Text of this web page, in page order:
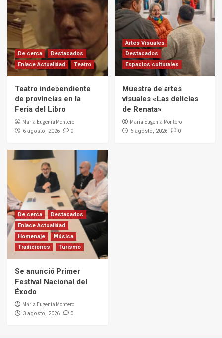
De cerca
Destacados
Enlace Actualidad
Teatro
Teatro independiente
de provincias en la
Feria del Libro
Maria Eugenia Montero
6 agosto, 2026 0
Artes Visuales
Destacados
Espacios culturales
Muestra de artes
visuales «Las delicias
de Renata»
Maria Eugenia Montero
6 agosto, 2026 0
De cerca
Destacados
Enlace Actualidad
Homenaje
Música
Tradiciones
Turismo
Se anunció Primer
Festival Nacional del
Éxodo
Maria Eugenia Montero
3 agosto, 2026 0